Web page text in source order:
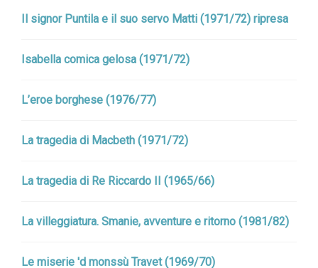
Il signor Puntila e il suo servo Matti (1971/72) ripresa
Isabella comica gelosa (1971/72)
L’eroe borghese (1976/77)
La tragedia di Macbeth (1971/72)
La tragedia di Re Riccardo II (1965/66)
La villeggiatura. Smanie, avventure e ritorno (1981/82)
Le miserie 'd monssù Travet (1969/70)